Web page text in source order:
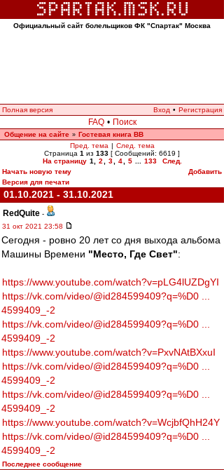
Официальный сайт болельщиков ФК "Спартак" Москва
Полная версия Вход • Регистрация
FAQ • Поиск
Общение на сайте » Гостевая книга ВВ
Пред. тема | След. тема
Страница 1 из 133 [ Сообщений: 6619 ]
На страницу 1 2 3 4 5 133
След.
Начать новую тему
Добавить
Версия для печати
01.10.2021 - 31.10.2021
RedQuite -
31 окт 2021 23:58
Сегодня - ровно 20 лет со дня выхода альбома
Машины Времени "Место, Где Свет":
https://www.youtube.com/watch?v=pLG4lUZDgYI
https://vk.com/video/@id284599409?q=%D0 ...
4599409_-2
https://vk.com/video/@id284599409?q=%D0 ...
4599409_-2
https://www.youtube.com/watch?v=PxvNAtBXxuI
https://vk.com/video/@id284599409?q=%D0 ...
4599409_-2
https://vk.com/video/@id284599409?q=%D0 ...
4599409_-2
https://www.youtube.com/watch?v=WcjbfQhH24Y
https://vk.com/video/@id284599409?q=%D0 ...
4599409_-2
Последнее сообщение